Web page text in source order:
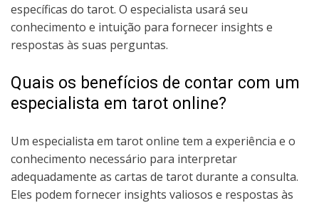
específicas do tarot. O especialista usará seu
conhecimento e intuição para fornecer insights e
respostas às suas perguntas.
Quais os benefícios de contar com um
especialista em tarot online?
Um especialista em tarot online tem a experiência e o
conhecimento necessário para interpretar
adequadamente as cartas de tarot durante a consulta.
Eles podem fornecer insights valiosos e respostas às